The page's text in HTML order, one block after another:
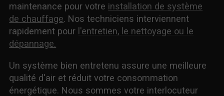
maintenance pour votre installation de système
de chauffage. Nos techniciens interviennent
rapidement pour l'entretien, le nettoyage ou le
dépannage.
Un système bien entretenu assure une meilleure
qualité d'air et réduit votre consommation
énergétique. Nous sommes votre interlocuteur